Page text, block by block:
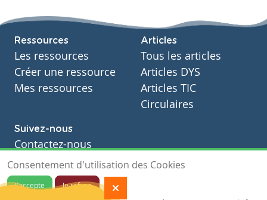
Ressources
Les ressources
Créer une ressource
Mes ressources
Articles
Tous les articles
Articles DYS
Articles TIC
Circulaires
Suivez-nous
Contactez-nous
Soutien scolaire
Notre page Facebook
Consentement d'utilisation des Cookies
J'accepte
Je refuse